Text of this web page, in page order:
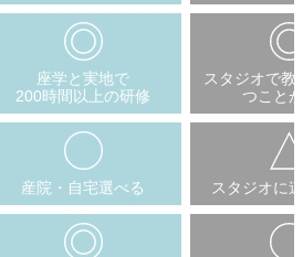
座学と実地で
200時間以上の研修
スタジオで教
つこと
産院・自宅選べる
スタジオに